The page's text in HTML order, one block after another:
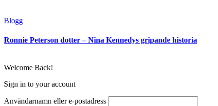
Blogg
Ronnie Peterson dotter – Nina Kennedys gripande historia
Welcome Back!
Sign in to your account
Användarnamn eller e-postadress